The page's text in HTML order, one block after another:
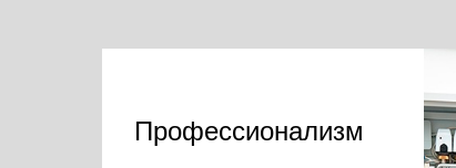
Профессионализм